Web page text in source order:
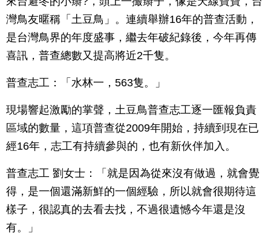
灣鳥友暱稱「土豆鳥」。連續舉辦16年的普查活動，
是台灣鳥界的年度盛事，繼去年破紀錄後，今年再傳
喜訊，普查總數又提高將近2千隻。
普查志工：「水林一，563隻。」
現場響起激勵的掌聲，土豆鳥普查志工逐一匯報負責
區域的數量，這項普查從2009年開始，持續到現在已
經16年，志工有持續參與的，也有新伙伴加入。
普查志工 劉女士：「就是因為從來沒有做過，就會覺
得，是一個還滿新鮮的一個經驗，所以就會很期待這
樣子，很認真的去看去找，不過很遺憾今年還是沒
有。」